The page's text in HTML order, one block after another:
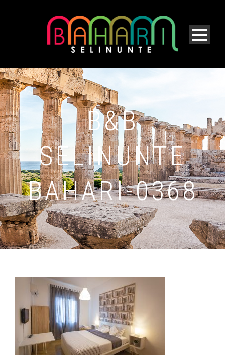
B&B
SELINUNTE
BAHARI-0368